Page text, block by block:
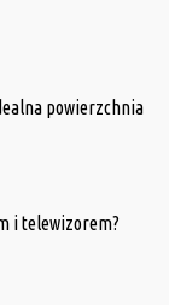
powierzchnia
i telewizorem?